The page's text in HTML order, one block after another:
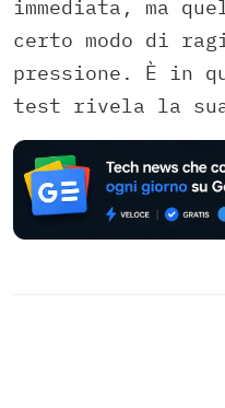
immediata, ma
certo modo di
pressione. È in
test rivela la